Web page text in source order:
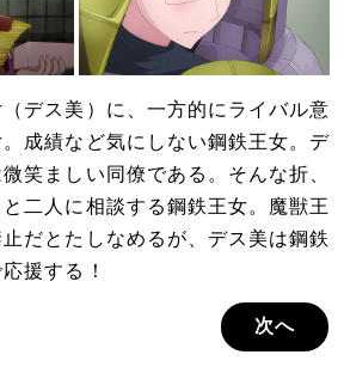
デス美）に、一方的にライバル意
成績など気にしない鋼鉄王女。デ
笑ましい同僚である。そんな折、
と二人に相談する鋼鉄王女。魔獣王
だとたしなめるが、デス美は鋼鉄
援する！
次へ